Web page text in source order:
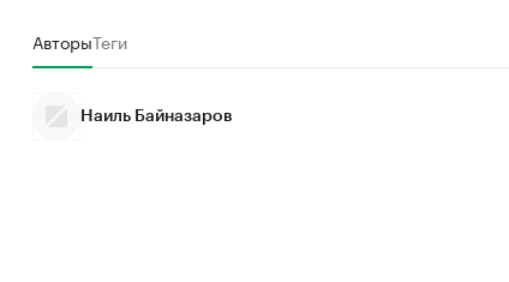
АвторыТеги
Наиль Байназаров